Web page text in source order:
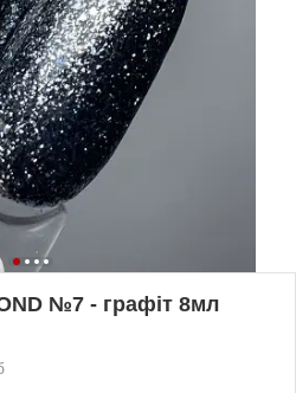
№7 - графіт 8мл